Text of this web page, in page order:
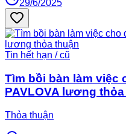
29/6/2025
Tin hết hạn / cũ
Tìm bồi bàn làm việc
PAVLOVA lương
Thỏa thuận